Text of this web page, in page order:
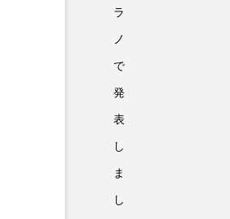
ラ
ノ
で
発
表
し
ま
し